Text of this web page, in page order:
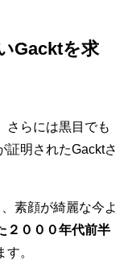
Gacktを求
さらには黒目でも
証明されたGacktさ
素顔が綺麗な今よ
２０００年代前半
。